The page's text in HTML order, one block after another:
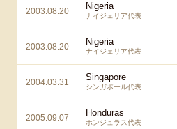
2003.08.20 Nigeria
ナイジェリア代表
2003.08.20 Nigeria
ナイジェリア代表
2004.03.31 Singapore
シンガポール代表
2005.09.07 Honduras
ホンジュラス代表